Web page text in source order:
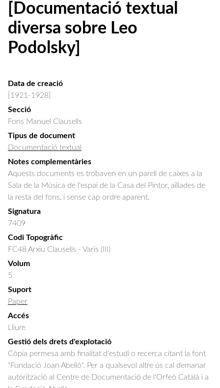
[Documentació textual
diversa sobre Leo
Podolsky]
Data de creació
[1921-1928]
Secció
Fons Manuel Clausells
Tipus de document
Documentació textual
Notes complementàries
Aquests documents es trobaven en un parell de caixes a la
Sala de la Música de l'espai de la Casa del Pintor, aïllades de
la resta del fons, i sense cap ordre aparent.
Signatura
7409
Codi Topogràfic
FC48 Arxiu Clausells - Varis (III)
Volum
5
Suport
Paper
Accés
Lliure
Gestió dels drets d'explotació
Còpia permesa amb finalitat d'estudi o recerca citant la font
"Fundació Joan Abelló". Per a qualsevol altre ús cal demanar
autorització al Centre de Documentació de l'Orfeó Català i a